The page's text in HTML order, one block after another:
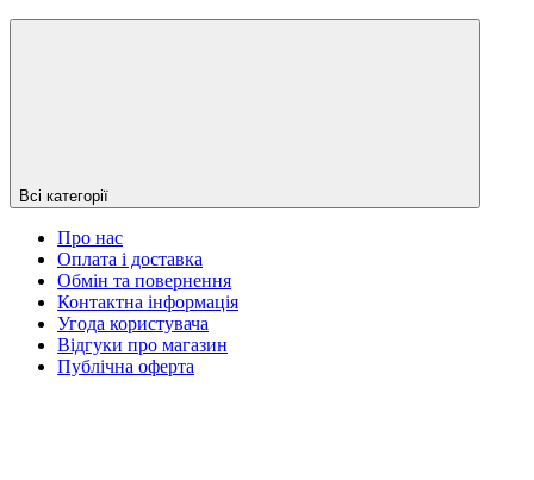
Всі категорії
Про нас
Оплата і доставка
Обмін та повернення
Контактна інформація
Угода користувача
Відгуки про магазин
Публічна оферта